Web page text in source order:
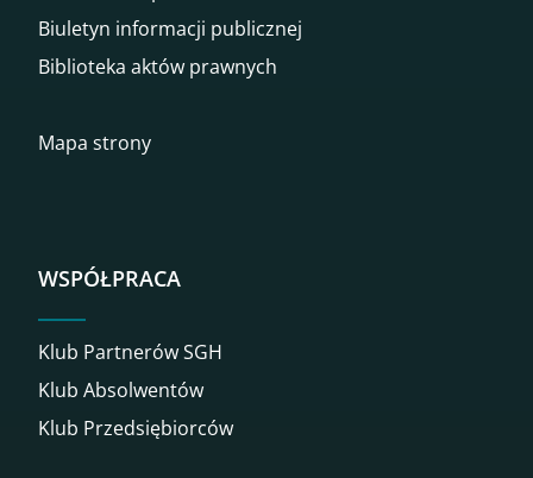
Biuletyn informacji publicznej
Biblioteka aktów prawnych
Mapa strony
WSPÓŁPRACA
Klub Partnerów SGH
Klub Absolwentów
Klub Przedsiębiorców